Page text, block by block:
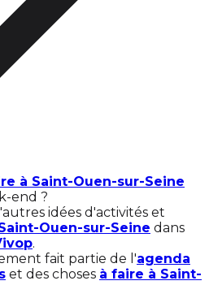
à Saint-Ouen-sur-Seine
end ?
idées d'activités et
Ouen-sur-Seine dans
.
fait partie de l'agenda
et des choses à faire à Saint-